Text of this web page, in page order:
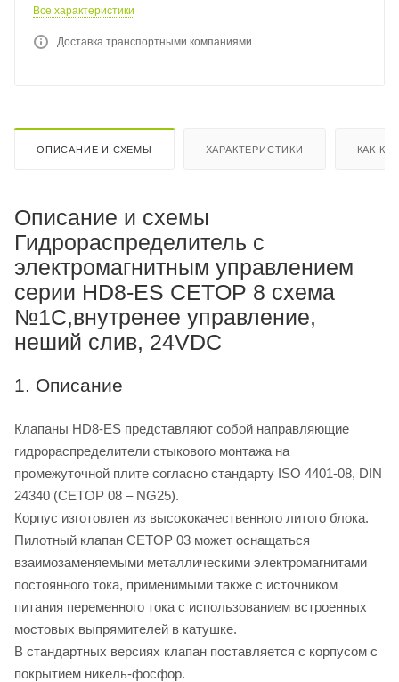
Все характеристики
Доставка транспортными компаниями
ОПИСАНИЕ И СХЕМЫ ХАРАКТЕРИСТИКИ КАК
Описание и схемы
Гидрораспределитель с
электромагнитным управлением
серии HD8-ES CETOP 8 схема
№1C,внутренее управление,
неший слив, 24VDC
1. Описание
Клапаны HD8-ES представляют собой направляющие
гидрораспределители стыкового монтажа на
промежуточной плите согласно стандарту ISO 4401-08, DIN
24340 (CETOP 08 – NG25).
Корпус изготовлен из высококачественного литого блока.
Пилотный клапан CETOP 03 может оснащаться
взаимозаменяемыми металлическими электромагнитами
постоянного тока, применимыми также с источником
питания переменного тока с использованием встроенных
мостовых выпрямителей в катушке.
В стандартных версиях клапан поставляется с корпусом с
покрытием никель-фосфор.